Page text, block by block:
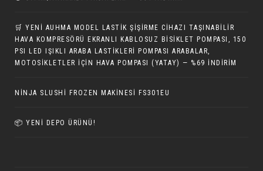
🛒 YENI AUHMA MODEL LASTIK ŞIŞIRME CIHAZI TAŞINABILIR
HAVA KOMPRESÖRÜ EKRANLI KABLOSUZ BISIKLET POMPASI, 150
PSI LED IŞIKLI ARABA LASTIKLERI POMPASI ARABALAR,
MOTOSIKLETLER IÇIN HAVA POMPASI (YATAY) — %69 İNDIRIM
NINJA SLUSHI FROZEN MAKINESI FS301EU
📦 YENI DEPO ÜRÜNÜ!